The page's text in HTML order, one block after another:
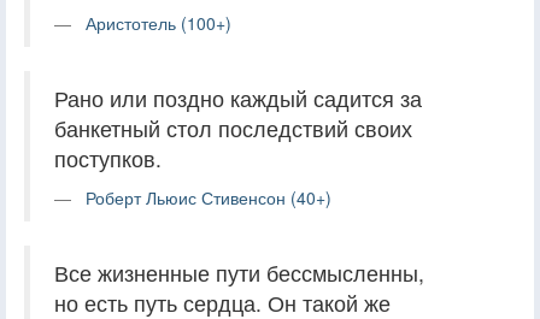
Аристотель (100+)
Рано или поздно каждый садится за
банкетный стол последствий своих
поступков.
Роберт Льюис Стивенсон (40+)
Все жизненные пути бессмысленны,
но есть путь сердца. Он такой же